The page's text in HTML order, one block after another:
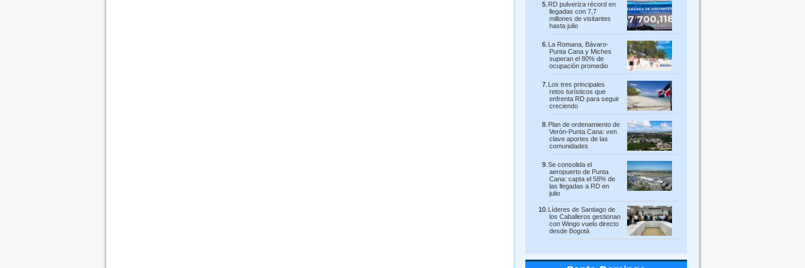
RD pulveriza récord en
llegadas con 7,7
millones de visitantes
hasta julio
La Romana, Bávaro-
Punta Cana y Miches
superan el 80% de
ocupación promedio
Los tres principales
retos turísticos que
enfrenta RD para seguir
creciendo
Plan de ordenamiento de
Verón-Punta Cana: ven
clave aportes de las
comunidades
Se consolida el
aeropuerto de Punta
Cana: capta el 58% de
las llegadas a RD en
julio
Líderes de Santiago de
los Caballeros gestionan
con Wingo vuelo directo
desde Bogotá